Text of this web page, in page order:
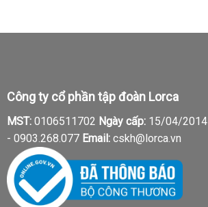
Công ty cổ phần tập đoàn Lorca
MST:0106511702 Ngày cấp:15/04/2014
- 0903.268.077 Email:cskh@lorca.vn